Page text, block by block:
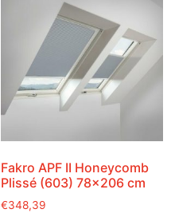
Fakro APF II Honeycomb
Plissé (603) 78×206 cm
€348,39